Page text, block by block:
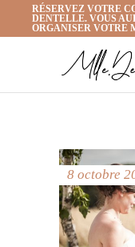
RÉSERVEZ VOTRE
DENTELLE. VOUS
ORGANISER VOTRE
8 octobre